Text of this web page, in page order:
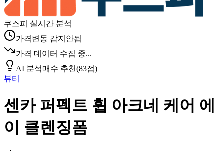
쿠스피 실시간 분석
가격변동 감지안됨
가격 데이터 수집 중...
AI 분석매수 추천(83점)
뷰티
센카 퍼펙트 휩 아크네 케어 에
이 클렌징폼